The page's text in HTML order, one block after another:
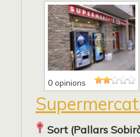
0 opinions
Sort (Pallars